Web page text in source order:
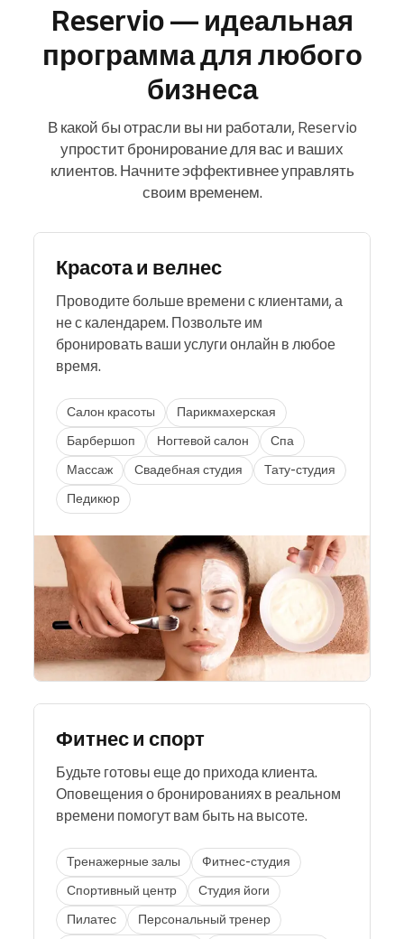
Reservio — идеальная
программа для любого
бизнеса
В какой бы отрасли вы ни работали, Reservio
упростит бронирование для вас и ваших
клиентов. Начните эффективнее управлять
своим временем.
Красота и велнес
Проводите больше времени с клиентами, а
не с календарем. Позвольте им
бронировать ваши услуги онлайн в любое
время.
Салон красоты
Парикмахерская
Барбершоп
Ногтевой салон
Спа
Массаж
Свадебная студия
Тату-студия
Педикюр
Фитнес и спорт
Будьте готовы еще до прихода клиента.
Оповещения о бронированиях в реальном
времени помогут вам быть на высоте.
Тренажерные залы
Фитнес-студия
Спортивный центр
Студия йоги
Пилатес
Персональный тренер